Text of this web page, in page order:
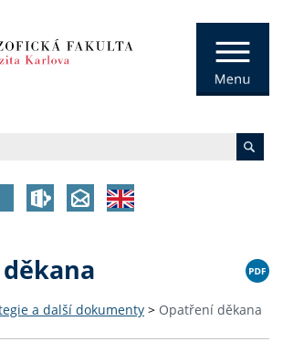
a další dokumenty > Opatření děkana